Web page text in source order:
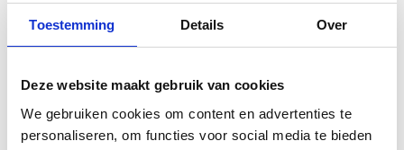
Toestemming Details Over
Deze website maakt gebruik van cookies
We gebruiken cookies om content en advertenties te
personaliseren, om functies voor social media te bieden
Toepassing: o.a. elektra- en installatiewerk,
Perfect voor vakmannen en doe-het-zelvers die
betrouwbare prestaties eisen.
Op voorraad
excl. BTW: